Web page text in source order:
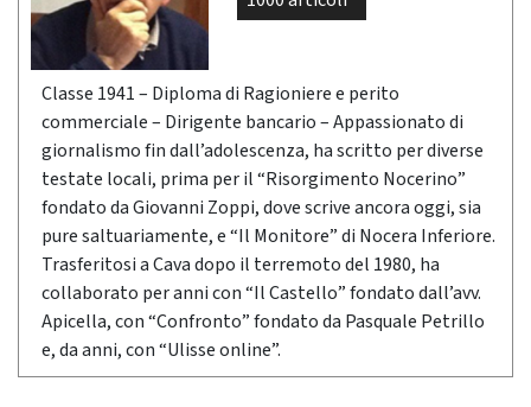
Classe 1941 – Diploma di Ragioniere e perito
commerciale – Dirigente bancario – Appassionato di
giornalismo fin dall’adolescenza, ha scritto per diverse
testate locali, prima per il “Risorgimento Nocerino”
fondato da Giovanni Zoppi, dove scrive ancora oggi, sia
pure saltuariamente, e “Il Monitore” di Nocera Inferiore.
Trasferitosi a Cava dopo il terremoto del 1980, ha
collaborato per anni con “Il Castello” fondato dall’avv.
Apicella, con “Confronto” fondato da Pasquale Petrillo
e, da anni, con “Ulisse online”.